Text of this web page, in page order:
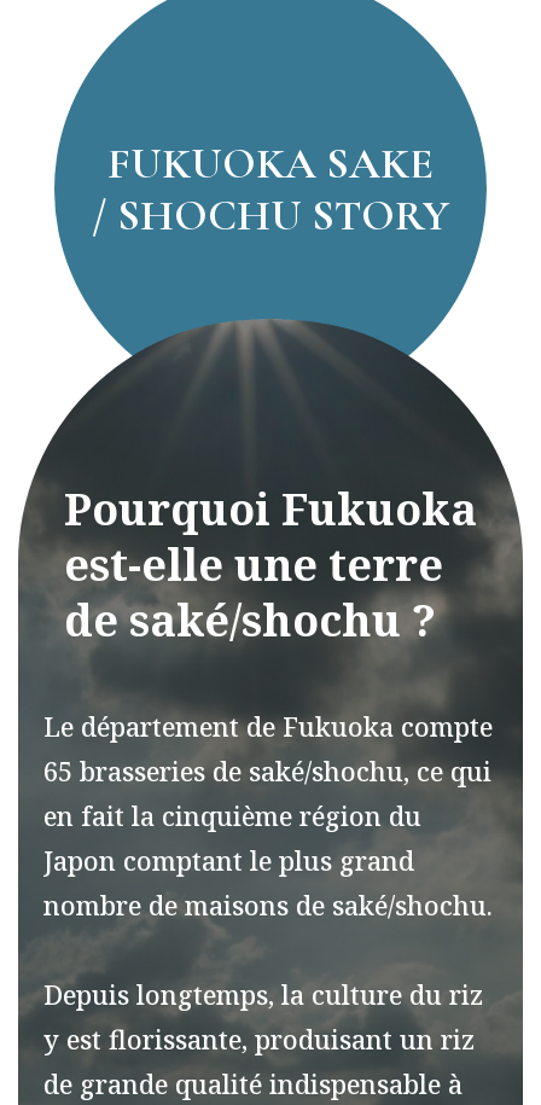
FUKUOKA SAKE
/ SHOCHU STORY
Pourquoi Fukuoka
est-elle une terre
de saké/shochu ?
Le département de Fukuoka compte
65 brasseries de saké/shochu, ce qui
en fait la cinquième région du
Japon comptant le plus grand
nombre de maisons de saké/shochu.
Depuis longtemps, la culture du riz
y est florissante, produisant un riz
de grande qualité indispensable à